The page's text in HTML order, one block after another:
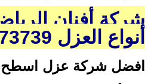
شركة أفنان
أنواع العزل 0507273739
افضل شركة عزل اسطح